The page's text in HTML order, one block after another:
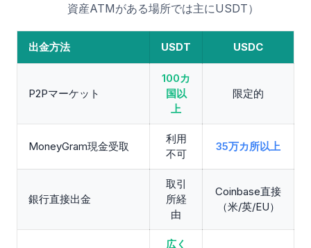
資産ATMがある場所では主にUSDT）
出金方法 USDT USDC
P2Pマーケット
100カ
国以
上
限定的
MoneyGram現金受取
利用
不可
35万カ所以上
銀行直接出金
取引
所経
由
Coinbase直接
（米/英/EU）
広く